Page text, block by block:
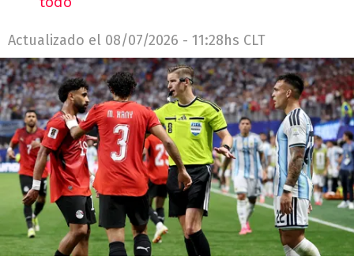
Actualizado el 08/07/2026 - 11:28hs CLT